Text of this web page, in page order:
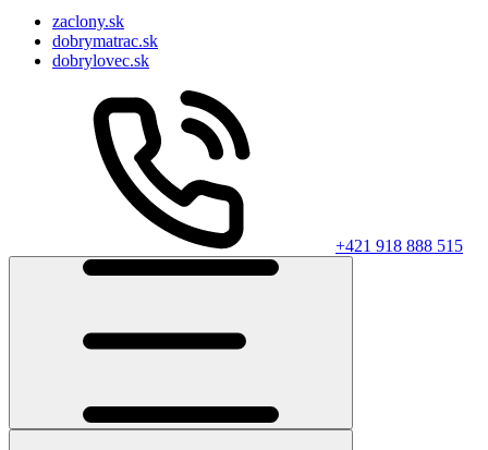
zaclony.sk
dobrymatrac.sk
dobrylovec.sk
+421 918 888 515